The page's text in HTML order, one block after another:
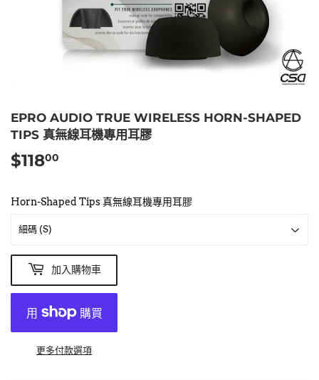
EPRO AUDIO TRUE WIRELESS HORN-SHAPED
TIPS 真無線耳機專用耳膠
$11800
Horn-Shaped Tips 真無線耳機專用耳膠
加入購物車
更多付款選項